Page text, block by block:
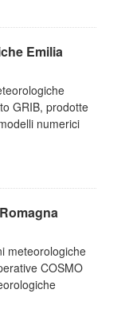
Emilia
GRIB, prodotte
numerici
meteorologiche
COSMO